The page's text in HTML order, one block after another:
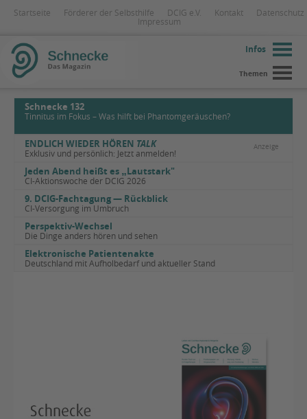
Startseite Förderer der Selbsthilfe DCIG e.V. Kontakt
Datenschutz
Impressum
Infos
Themen
Schnecke 132
Tinnitus im Fokus – Was hilft bei Phantomgeräuschen?
Anzeige
ENDLICH WIEDER HÖREN TALK
Exklusiv und persönlich: Jetzt anmelden!
Jeden Abend heißt es „Lautstark"
CI-Aktionswoche der DCIG 2026
9. DCIG-Fachtagung — Rückblick
CI-Versorgung im Umbruch
Perspektiv-Wechsel
Die Dinge anders hören und sehen
Elektronische Patientenakte
Deutschland mit Aufholbedarf und aktueller Stand